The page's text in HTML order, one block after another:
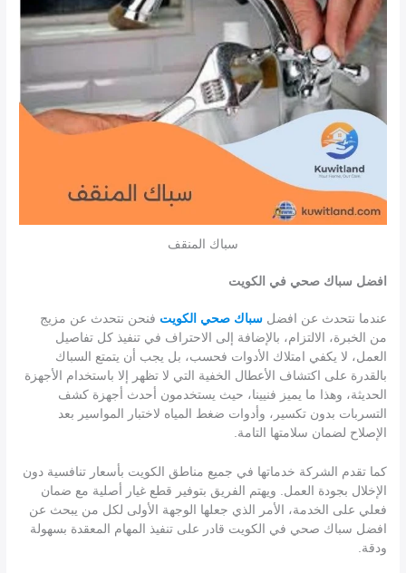
سباك المنقف
افضل سباك صحي في الكويت
عندما نتحدث عن افضلسباك صحي الكويت فنحن نتحدث عن مزيج
من الخبرة، الالتزام، بالإضافة إلى الاحتراف في تنفيذ كل تفاصيل
العمل، لا يكفي امتلاك الأدوات فحسب، بل يجب أن يتمتع السباك
بالقدرة على اكتشاف الأعطال الخفية التي لا تظهر إلا باستخدام الأجهزة
الحديثة، وهذا ما يميز فنيينا، حيث يستخدمون أحدث أجهزة كشف
التسربات بدون تكسير، وأدوات ضغط المياه لاختبار المواسير بعد
الإصلاح لضمان سلامتها التامة.
كما تقدم الشركة خدماتها في جميع مناطق الكويت بأسعار تنافسية دون
الإخلال بجودة العمل. ويهتم الفريق بتوفير قطع غيار أصلية مع ضمان
فعلي على الخدمة، الأمر الذي جعلها الوجهة الأولى لكل من يبحث عن
افضل سباك صحي في الكويت قادر على تنفيذ المهام المعقدة بسهولة
ودقة.